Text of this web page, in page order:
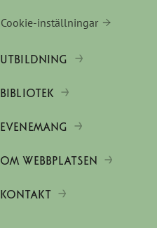
Cookie-inställningar
UTBILDNING
BIBLIOTEK
EVENEMANG
OM WEBBPLATSEN
KONTAKT